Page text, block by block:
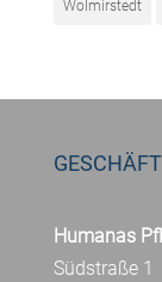
Wolmirstedt
Humanas
Südstraße 1